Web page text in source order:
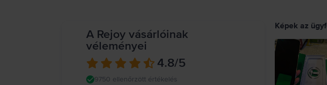
A Rejoy vásárlóinak
véleményei
4.8/5
9750 ellenőrzött értékelés
Képek az